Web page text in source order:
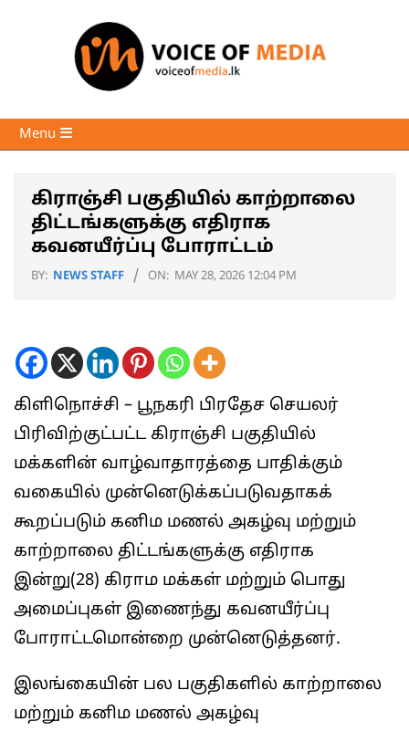
Voice
of
Primary
Navigation
Menu
கிராஞ்சி பகுதியில் காற்றாலை
திட்டங்களுக்கு எதிராக
கவனயீர்ப்பு போராட்டம்
BY: NEWS STAFF ON: MAY 28, 2026 12:04 PM
கிளிநொச்சி – பூநகரி பிரதேச செயலர்
பிரிவிற்குட்பட்ட கிராஞ்சி பகுதியில்
மக்களின் வாழ்வாதாரத்தை பாதிக்கும்
வகையில் முன்னெடுக்கப்படுவதாகக்
கூறப்படும் கனிம மணல் அகழ்வு மற்றும்
காற்றாலை திட்டங்களுக்கு எதிராக
இன்று(28) கிராம மக்கள் மற்றும் பொது
அமைப்புகள் இணைந்து கவனயீர்ப்பு
போராட்டமொன்றை முன்னெடுத்தனர்.
இலங்கையின் பல பகுதிகளில் காற்றாலை
மற்றும் கனிம மணல் அகழ்வு